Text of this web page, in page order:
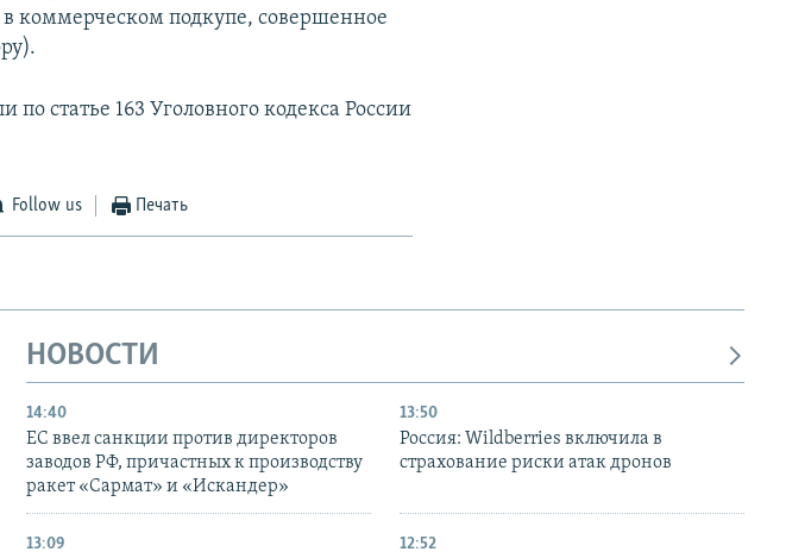
в коммерческом подкупе, совершенное
статье 163 Уголовного кодекса России
Follow us Печать
НОВОСТИ
14:40
ЕС ввел санкции против директоров
заводов РФ, причастных к производству
ракет «Сармат» и «Искандер»
13:50
Россия: Wildberries включила в
страхование риски атак дронов
13:09 12:52